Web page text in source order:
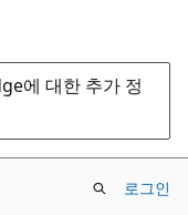
에 대한 추가 정
로그인